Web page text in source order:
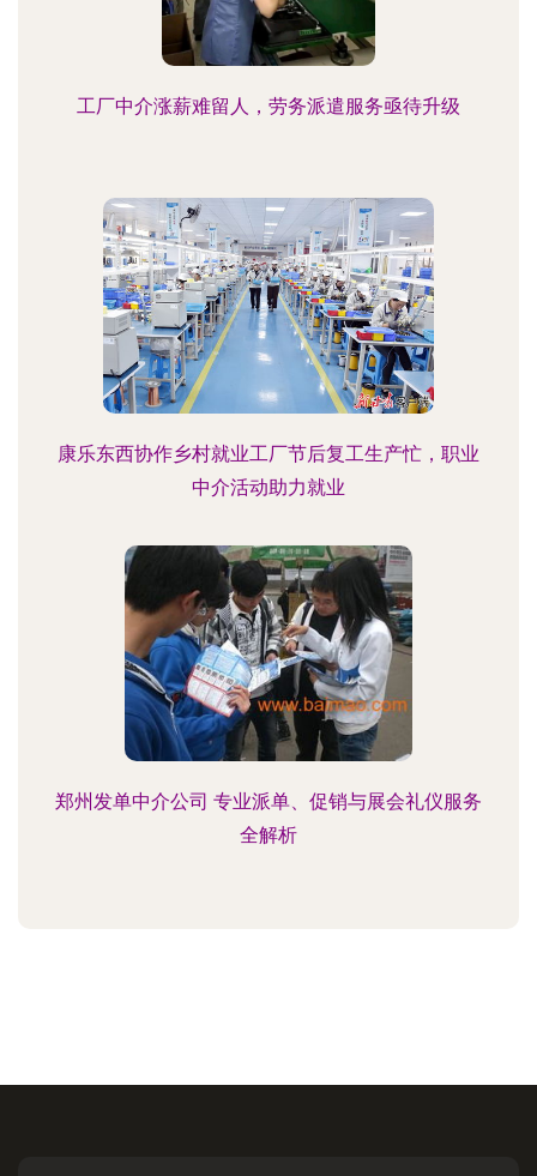
工厂中介涨薪难留人，劳务派遣服务亟待升级
康乐东西协作乡村就业工厂节后复工生产忙，职业
中介活动助力就业
郑州发单中介公司 专业派单、促销与展会礼仪服务
全解析